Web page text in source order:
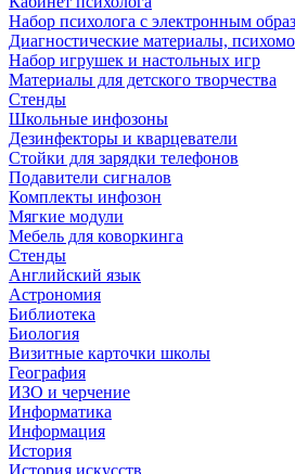
Набор психолога с электронным
Диагностические материалы,
Набор игрушек и настольных игр
Материалы для детского творчества
Стенды
Школьные инфозоны
Дезинфекторы и кварцеватели
Стойки для зарядки телефонов
Подавители сигналов
Комплекты инфозон
Мягкие модули
Мебель для коворкинга
Стенды
Английский язык
Астрономия
Библиотека
Биология
Визитные карточки школы
География
ИЗО и черчение
Информатика
Информация
История
История искусств